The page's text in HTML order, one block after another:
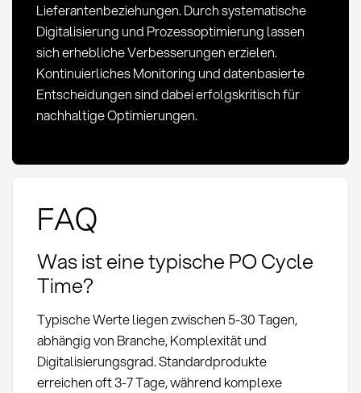
Lieferantenbeziehungen. Durch systematische
Digitalisierung und Prozessoptimierung lassen
sich erhebliche Verbesserungen erzielen.
Kontinuierliches Monitoring und datenbasierte
Entscheidungen sind dabei erfolgskritisch für
nachhaltige Optimierungen.
FAQ
Was ist eine typische PO Cycle
Time?
Typische Werte liegen zwischen 5-30 Tagen,
abhängig von Branche, Komplexität und
Digitalisierungsgrad. Standardprodukte
erreichen oft 3-7 Tage, während komplexe